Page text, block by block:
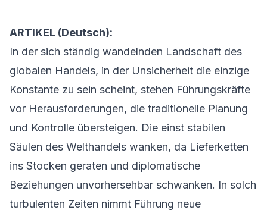
ARTIKEL (Deutsch):
In der sich ständig wandelnden Landschaft des
globalen Handels, in der Unsicherheit die einzige
Konstante zu sein scheint, stehen Führungskräfte
vor Herausforderungen, die traditionelle Planung
und Kontrolle übersteigen. Die einst stabilen
Säulen des Welthandels wanken, da Lieferketten
ins Stocken geraten und diplomatische
Beziehungen unvorhersehbar schwanken. In solch
turbulenten Zeiten nimmt Führung neue